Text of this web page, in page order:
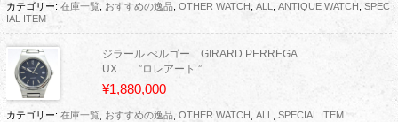
カテゴリー: 在庫一覧, おすすめの逸品, OTHER WATCH , ALL, ANTIQUE WATCH , SPEC
IAL ITEM
ジラール ぺルゴー GIRARD PERREGA
UX ”ロレアート ” ...
¥1,880,000
カテゴリー: 在庫一覧, おすすめの逸品, OTHER WATCH , ALL, SPECIAL ITEM